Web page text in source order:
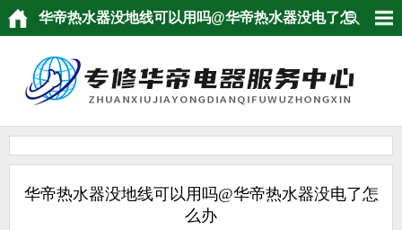
华帝热水器没地线可以用吗@华帝热水器没电了怎
华帝热水器没地线可以用吗@华帝热水器没电了怎
么办